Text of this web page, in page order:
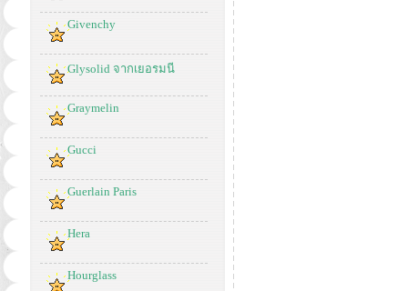
Givenchy
Glysolid จากเยอรมนี
Graymelin
Gucci
Guerlain Paris
Hera
Hourglass